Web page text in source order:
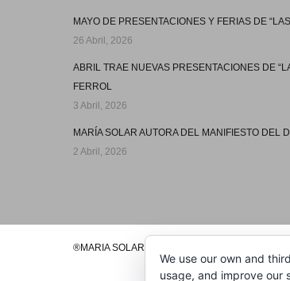
MAYO DE PRESENTACIONES Y FERIAS DE
26 Abril, 2026
ABRIL TRAE NUEVAS PRESENTACIONES DE
FERROL
3 Abril, 2026
MARÍA SOLAR AUTORA DEL MANIFIESTO DEL
2 Abril, 2026
®MARIA SOLAR 2020
We use our own and
usage, and improve our